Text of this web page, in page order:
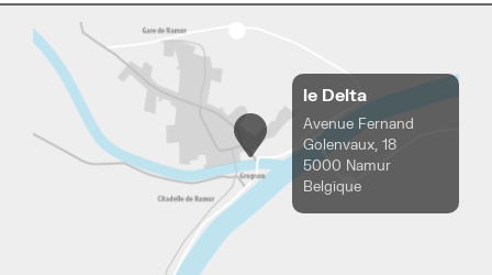
le Delta
Avenue Fernand
Golenvaux, 18
5000 Namur
Belgique